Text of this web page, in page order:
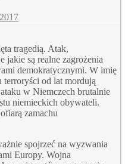
tragedią. Atak,
jakie są realne zagrożenia
demokratycznymi. W imię
od lat mordują
w Niemczech brutalnie
niemieckich obywateli.
zamachu
spojrzeć na wyzwania
Europy. Wojna